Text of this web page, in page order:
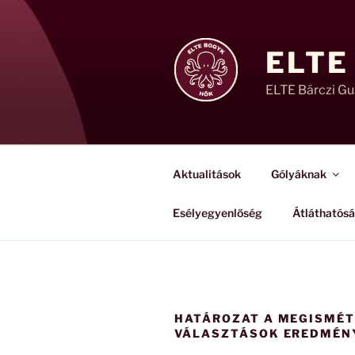
Tartalomhoz
ELTE Bárczi
Aktualitások Gólyáknak
Esélyegyenlőség
HATÁROZAT A
VÁLASZTÁSOK